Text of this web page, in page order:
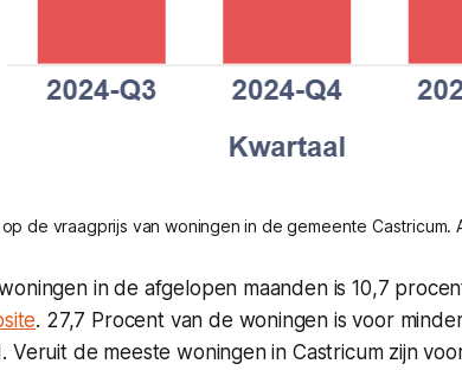
de vraagprijs van woningen in de gemeente Castricum.
in de afgelopen maanden is 10,7
. 27,7 Procent van de woningen is voor
Veruit de meeste woningen in Castricum zijn